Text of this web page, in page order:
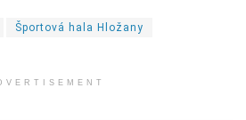
Športová hala Hložany